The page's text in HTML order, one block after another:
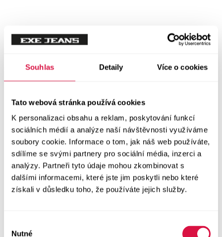
Souhlas Detaily Více o cookies
Tato webová stránka používá cookies
K personalizaci obsahu a reklam, poskytování funkcí
sociálních médií a analýze naší návštěvnosti využíváme
soubory cookie. Informace o tom, jak náš web používáte,
sdílíme se svými partnery pro sociální média, inzerci a
analýzy. Partneři tyto údaje mohou zkombinovat s
dalšími informacemi, které jste jim poskytli nebo které
získali v důsledku toho, že používáte jejich služby.
Nutné